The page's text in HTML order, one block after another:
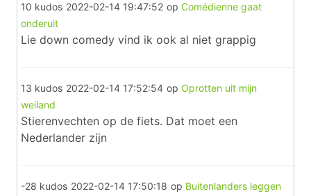
10 kudos 2022-02-14 19:47:52 op Comédienne gaat
onderuit
Lie down comedy vind ik ook al niet grappig
13 kudos 2022-02-14 17:52:54 op Oprotten uit mijn
weiland
Stierenvechten op de fiets. Dat moet een
Nederlander zijn
-28 kudos 2022-02-14 17:50:18 op Buitenlanders leggen